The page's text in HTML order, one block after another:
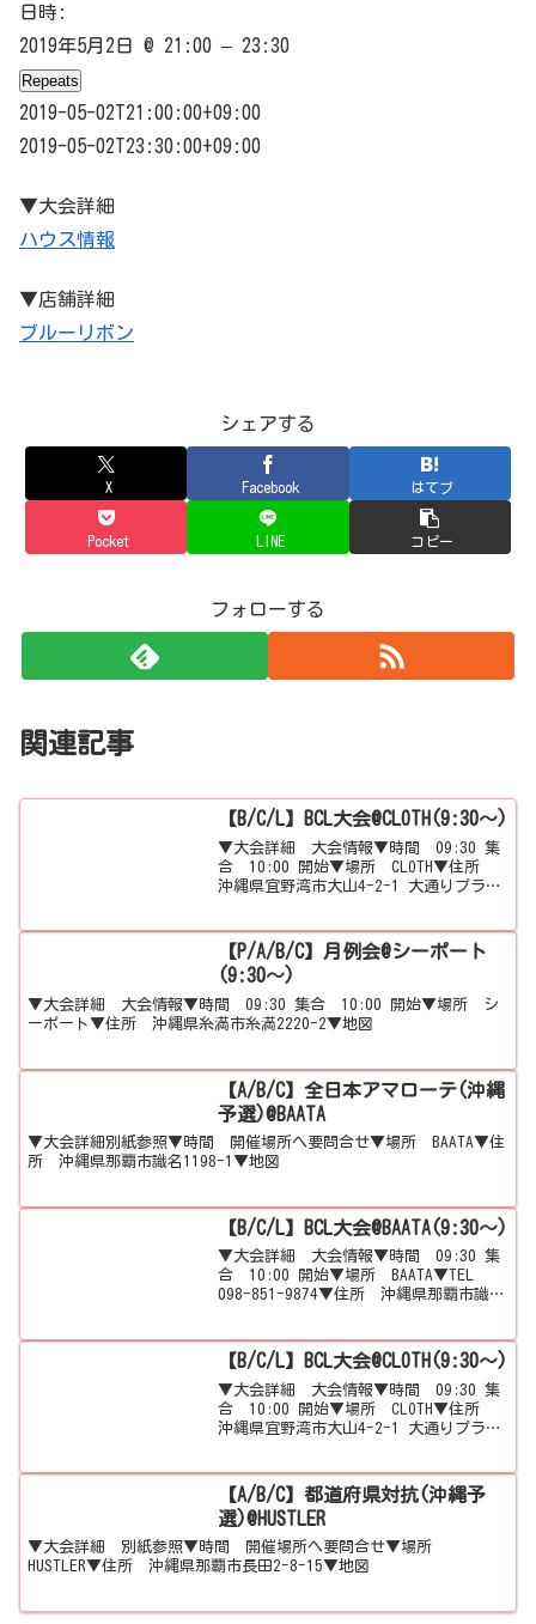
日時:
2019年5月2日 @ 21:00 – 23:30
Repeats
2019-05-02T21:00:00+09:00
2019-05-02T23:30:00+09:00
▼大会詳細
ハウス情報
▼店舗詳細
ブルーリボン
シェアする
X Facebook はてブ
Pocket LINE コピー
フォローする
関連記事
【B/C/L】BCL大会@CLOTH(9:30～)
▼大会詳細 大会情報▼時間 09:30 集
合 10:00 開始▼場所 CLOTH▼住所
沖縄県宜野湾市大山4-2-1 大通りプラザ
【P/A/B/C】月例会@シーポート
(9:30～)
▼大会詳細 大会情報▼時間 09:30 集合 10:00 開始▼場所 シ
ーポート▼住所 沖縄県糸満市糸満2220-2▼地図
【A/B/C】全日本アマローテ(沖縄
予選)@BAATA
▼大会詳細別紙参照▼時間 開催場所へ要問合せ▼場所 BAATA▼住
所 沖縄県那覇市識名1198-1▼地図
【B/C/L】BCL大会@BAATA(9:30～)
▼大会詳細 大会情報▼時間 09:30 集
合 10:00 開始▼場所 BAATA▼TEL
098-851-9874▼住所 沖縄県那覇市識名
【B/C/L】BCL大会@CLOTH(9:30～)
▼大会詳細 大会情報▼時間 09:30 集
合 10:00 開始▼場所 CLOTH▼住所
沖縄県宜野湾市大山4-2-1 大通りプラザ
【A/B/C】都道府県対抗(沖縄予
選)@HUSTLER
▼大会詳細 別紙参照▼時間 開催場所へ要問合せ▼場所
HUSTLER▼住所 沖縄県那覇市長田2-8-15▼地図